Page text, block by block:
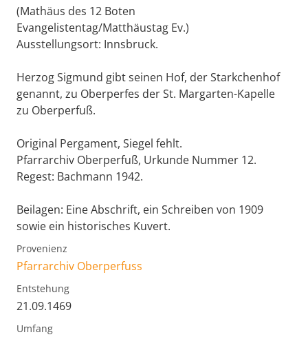
(Mathäus des 12 Boten
Evangelistentag/Matthäustag Ev.)
Ausstellungsort: Innsbruck.
Herzog Sigmund gibt seinen Hof, der Starkchenhof
genannt, zu Oberperfes der St. Margarten-Kapelle
zu Oberperfuß.
Original Pergament, Siegel fehlt.
Pfarrarchiv Oberperfuß, Urkunde Nummer 12.
Regest: Bachmann 1942.
Beilagen: Eine Abschrift, ein Schreiben von 1909
sowie ein historisches Kuvert.
Provenienz
Pfarrarchiv Oberperfuss
Entstehung
21.09.1469
Umfang